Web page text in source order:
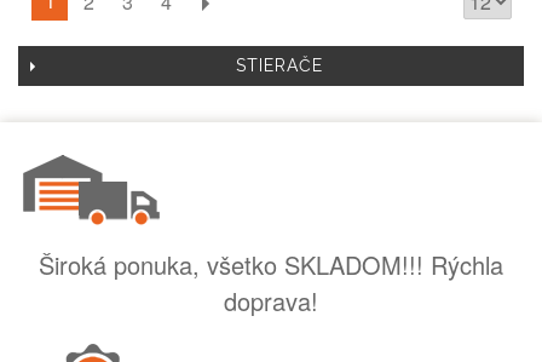
STIERAČE
Široká ponuka, všetko SKLADOM!!! Rýchla
doprava!